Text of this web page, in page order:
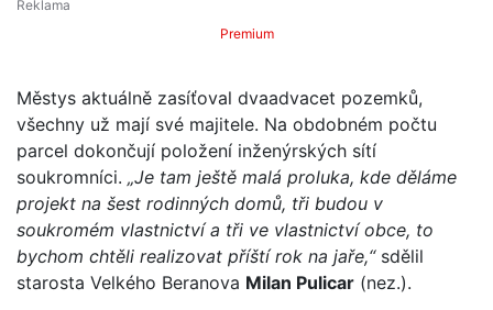
Premium
Městys aktuálně zasíťoval dvaadvacet pozemků,
všechny už mají své majitele. Na obdobném počtu
parcel dokončují položení inženýrských sítí
soukromníci. „Je tam ještě malá proluka, kde děláme
projekt na šest rodinných domů, tři budou v
soukromém vlastnictví a tři ve vlastnictví obce, to
bychom chtěli realizovat příští rok na jaře,“sdělil
starosta Velkého Beranova Milan Pulicar (nez.).